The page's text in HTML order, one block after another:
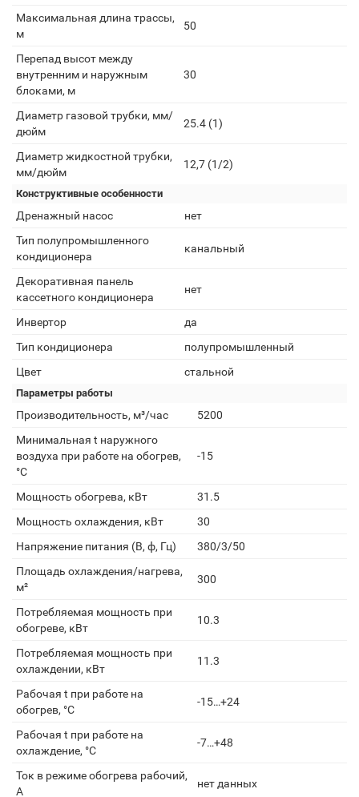
Максимальная длина трассы,
м
50
Перепад высот между
внутренним и наружным
блоками, м
30
Диаметр газовой трубки, мм/
дюйм
25.4 (1)
Диаметр жидкостной трубки,
мм/дюйм
12,7 (1/2)
Конструктивные особенности
Дренажный насос
нет
Тип полупромышленного
кондиционера
канальный
Декоративная панель
кассетного кондиционера
нет
Инвертор
да
Тип кондиционера
полупромышленный
Цвет
стальной
Параметры работы
Производительность, м³/час
5200
Минимальная t наружного
воздуха при работе на обогрев,
°С
-15
Мощность обогрева, кВт
31.5
Мощность охлаждения, кВт
30
Напряжение питания (В, ф, Гц)
380/3/50
Площадь охлаждения/нагрева,
м²
300
Потребляемая мощность при
обогреве, кВт
10.3
Потребляемая мощность при
охлаждении, кВт
11.3
Рабочая t при работе на
обогрев, °С
-15…+24
Рабочая t при работе на
охлаждение, °С
-7…+48
Ток в режиме обогрева рабочий,
А
нет данных